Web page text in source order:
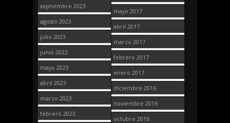
septiembre 2023
agosto 2023
julio 2023
junio 2023
mayo 2023
abril 2023
marzo 2023
febrero 2023
mayo 2017
abril 2017
marzo 2017
febrero 2017
enero 2017
diciembre 2016
noviembre 2016
octubre 2016